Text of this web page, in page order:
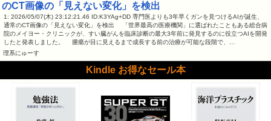
のCT画像の「見えない変化」を検出
1: 2026/05/07(木) 23:12:21.46 ID:K3YAg+DD 専門医よりも3年早くガンを見つけるAIが誕生、
通常のCT画像の「見えない変化」を検出 「世界最高の医療機関」に選ばれたこともある総合病
院のメイヨー・クリニックが、すい臓がんを臨床診断の最大3年前に発見するのに役立つAIを開発
したと発表しました。 腫瘍が目に見えるまで成長する前の治療が可能な段階で、…
理系にゅーす
Kindle お得なセール本